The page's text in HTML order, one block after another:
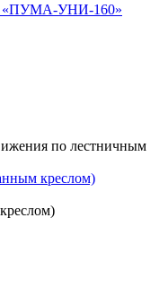
«ПУМА-УНИ-160»
по лестничным
креслом)